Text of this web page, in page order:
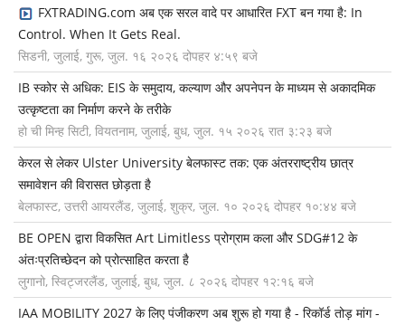
FXTRADING.com अब एक सरल वादे पर आधारित FXT बन गया है: In
Control. When It Gets Real.
सिडनी, जुलाई, गुरू, जुल. १६ २०२६ दोपहर ४:५९ बजे
IB स्कोर से अधिक: EIS के समुदाय, कल्याण और अपनेपन के माध्यम से अकादमिक
उत्कृष्टता का निर्माण करने के तरीके
हो ची मिन्ह सिटी, वियतनाम, जुलाई, बुध, जुल. १५ २०२६ रात ३:२३ बजे
केरल से लेकर Ulster University बेलफास्ट तक: एक अंतरराष्ट्रीय छात्र
समावेशन की विरासत छोड़ता है
बेलफास्ट, उत्तरी आयरलैंड, जुलाई, शुक्र, जुल. १० २०२६ दोपहर १०:४४ बजे
BE OPEN द्वारा विकसित Art Limitless प्रोग्राम कला और SDG#12 के
अंतःप्रतिच्छेदन को प्रोत्साहित करता है
लुगानो, स्विट्जरलैंड, जुलाई, बुध, जुल. ८ २०२६ दोपहर १२:१६ बजे
IAA MOBILITY 2027 के लिए पंजीकरण अब शुरू हो गया है - रिकॉर्ड तोड़ मांग -